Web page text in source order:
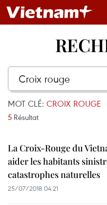
MOT CLÉ: CROIX ROUGE
5 Résultat
La Croix-Rouge du
aider les habitants
catastrophes naturelles
25/07/2018 04:21